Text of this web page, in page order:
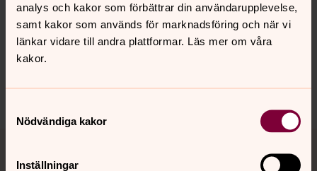
analys och kakor som förbättrar din användarupplevelse,
samt kakor som används för marknadsföring och när vi
länkar vidare till andra plattformar. Läs mer om våra
kakor.
Nödvändiga kakor
Inställningar
Synpunkter eller frågor på sidans
innehåll?
hudiksvallsbygdens.forsamling@svenskakyrkan.se
Dela